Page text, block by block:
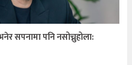
सपनामा पनि नसोच्नुहोला: